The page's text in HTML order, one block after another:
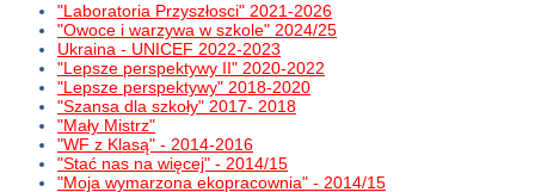
"Laboratoria Przyszłosci" 2021-2026
"Owoce i warzywa w szkole" 2024/25
Ukraina - UNICEF 2022-2023
"Lepsze perspektywy II" 2020-2022
"Lepsze perspektywy" 2018-2020
"Szansa dla szkoły" 2017- 2018
"Mały Mistrz"
"WF z Klasą" - 2014-2016
"Stać nas na więcej" - 2014/15
"Moja wymarzona ekopracownia" - 2014/15